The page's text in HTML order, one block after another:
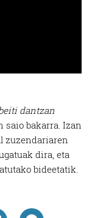
dantzan
saio bakarra. Izan
zuzendariaren
dira, eta
bideetatik.